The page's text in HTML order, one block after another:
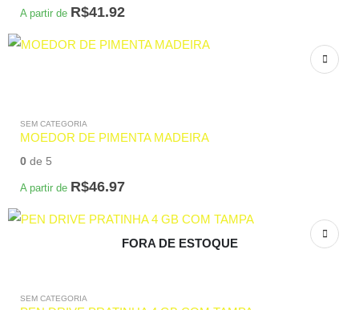
A partir de R$41.92
SEM CATEGORIA
MOEDOR DE PIMENTA MADEIRA
0 de 5
A partir de R$46.97
FORA DE ESTOQUE
SEM CATEGORIA